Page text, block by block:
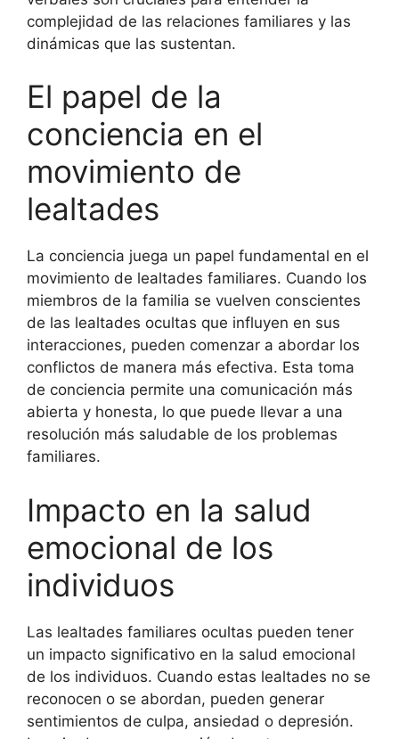
complejidad de las relaciones familiares y las
dinámicas que las sustentan.
El papel de la
conciencia en el
movimiento de
lealtades
La conciencia juega un papel fundamental en el
movimiento de lealtades familiares. Cuando los
miembros de la familia se vuelven conscientes
de las lealtades ocultas que influyen en sus
interacciones, pueden comenzar a abordar los
conflictos de manera más efectiva. Esta toma
de conciencia permite una comunicación más
abierta y honesta, lo que puede llevar a una
resolución más saludable de los problemas
familiares.
Impacto en la salud
emocional de los
individuos
Las lealtades familiares ocultas pueden tener
un impacto significativo en la salud emocional
de los individuos. Cuando estas lealtades no se
reconocen o se abordan, pueden generar
sentimientos de culpa, ansiedad o depresión.